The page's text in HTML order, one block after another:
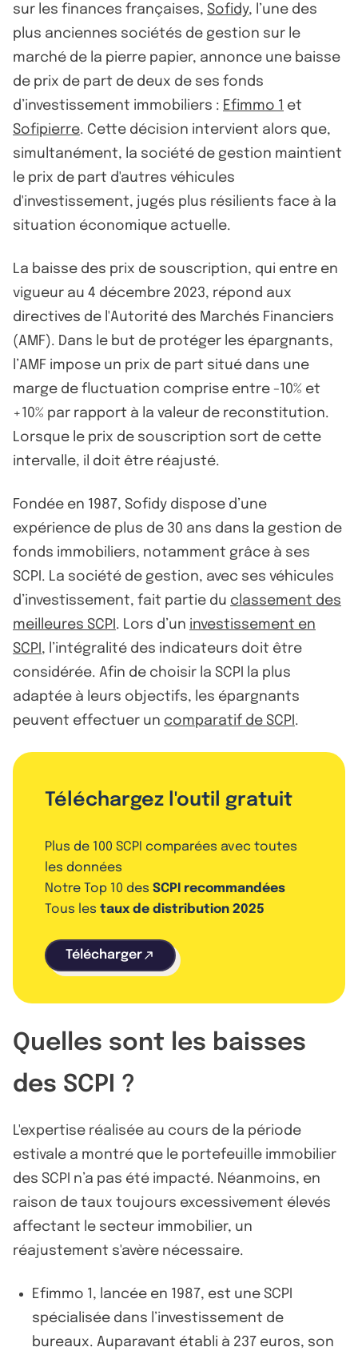
sur les finances françaises, Sofidy, l’une des
plus anciennes sociétés de gestion sur le
marché de la pierre papier, annonce une baisse
de prix de part de deux de ses fonds
d’investissement immobiliers : Efimmo 1 et
Sofipierre. Cette décision intervient alors que,
simultanément, la société de gestion maintient
le prix de part d'autres véhicules
d'investissement, jugés plus résilients face à la
situation économique actuelle.
La baisse des prix de souscription, qui entre en
vigueur au 4 décembre 2023, répond aux
directives de l'Autorité des Marchés Financiers
(AMF). Dans le but de protéger les épargnants,
l’AMF impose un prix de part situé dans une
marge de fluctuation comprise entre -10% et
+10% par rapport à la valeur de reconstitution.
Lorsque le prix de souscription sort de cette
intervalle, il doit être réajusté.
Fondée en 1987, Sofidy dispose d’une
expérience de plus de 30 ans dans la gestion de
fonds immobiliers, notamment grâce à ses
SCPI. La société de gestion, avec ses véhicules
d’investissement, fait partie du classement des
meilleures SCPI . Lors d’un investissement en
SCPI , l’intégralité des indicateurs doit être
considérée. Afin de choisir la SCPI la plus
adaptée à leurs objectifs, les épargnants
peuvent effectuer un comparatif de SCPI .
Téléchargez l'outil gratuit
Plus de 100 SCPI comparées avec toutes
les données
Notre Top 10 des SCPI recommandées
Tous les taux de distribution 2025
Télécharger
Quelles sont les baisses
des SCPI ?
L'expertise réalisée au cours de la période
estivale a montré que le portefeuille immobilier
des SCPI n’a pas été impacté. Néanmoins, en
raison de taux toujours excessivement élevés
affectant le secteur immobilier, un
réajustement s'avère nécessaire.
Efimmo 1, lancée en 1987, est une SCPI
spécialisée dans l’investissement de
bureaux. Auparavant établi à 237 euros, son